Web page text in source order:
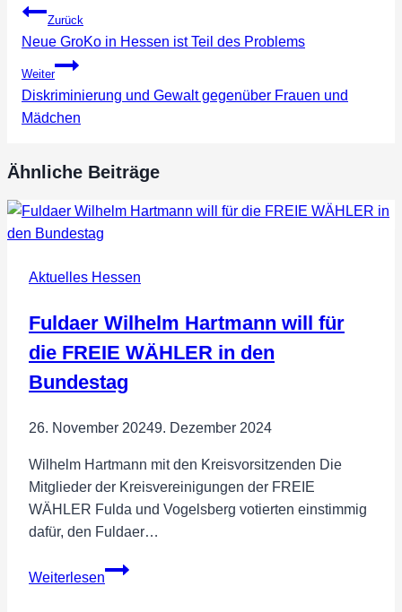
Beitragsnavigation
Zurück
Neue GroKo in Hessen ist Teil des Problems
Weiter
Diskriminierung und Gewalt gegenüber Frauen und
Mädchen
Ähnliche Beiträge
Aktuelles Hessen
Fuldaer Wilhelm Hartmann will für
die FREIE WÄHLER in den
Bundestag
26. November 20249. Dezember 2024
Wilhelm Hartmann mit den Kreisvorsitzenden Die
Mitglieder der Kreisvereinigungen der FREIE
WÄHLER Fulda und Vogelsberg votierten einstimmig
dafür, den Fuldaer…
Weiterlesen
Fuldaer